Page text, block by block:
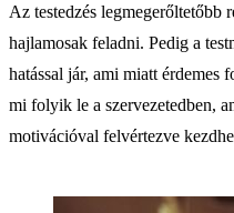
Az testedzés legmegerőltetőbb
hajlamosak feladni. Pedig a
hatással jár, ami miatt
mi folyik le a szervezetedben,
motivációval felvértezve